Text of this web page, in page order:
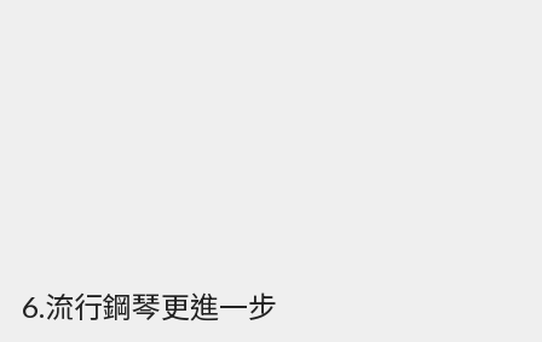
6.流行鋼琴更進一步